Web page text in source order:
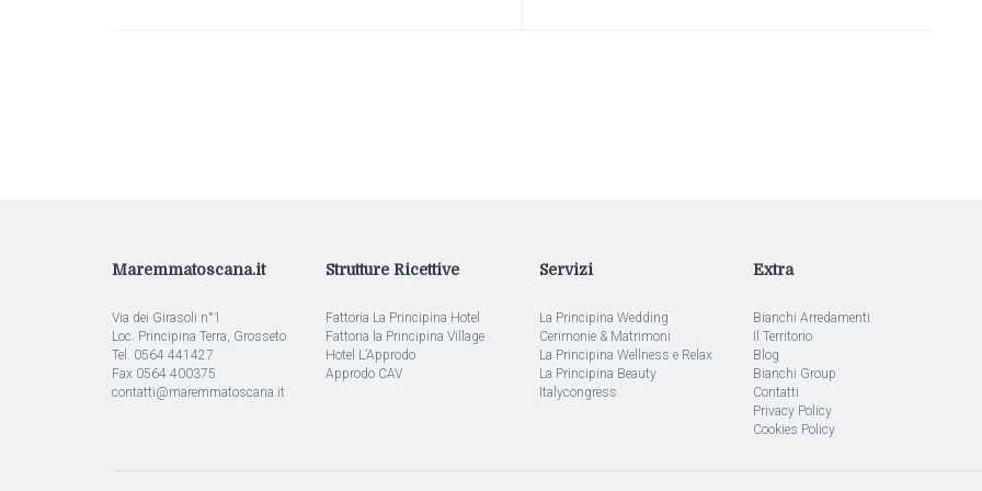
Maremmatoscana.it
Via dei Girasoli n°1
Loc. Principina Terra, Grosseto
Tel. 0564 441427
Fax 0564 400375
contatti@maremmatoscana.it
Strutture Ricettive
Fattoria La Principina Hotel
Fattoria la Principina Village
Hotel L’Approdo
Approdo CAV
Servizi
La Principina Wedding
Cerimonie & Matrimoni
La Principina Wellness e Relax
La Principina Beauty
Italycongress
Extra
Bianchi Arredamenti
Il Territorio
Blog
Bianchi Group
Contatti
Privacy Policy
Cookies Policy